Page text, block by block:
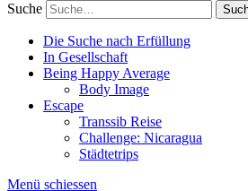
Suche
Die Suche nach Erfüllung
In Gesellschaft
Being Happy Average
Body Image
Escape
Transsib Reise
Challenge: Nicaragua
Städtetrips
Menü schiessen